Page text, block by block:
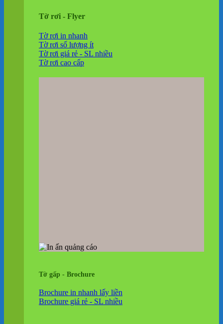
Tờ rơi - Flyer
Tờ rơi in nhanh
Tờ rơi số lượng ít
Tờ rơi giá rẻ - SL nhiều
Tờ rơi cao cấp
Tờ gấp - Brochure
Brochure in nhanh lấy liền
Brochure giá rẻ - SL nhiều